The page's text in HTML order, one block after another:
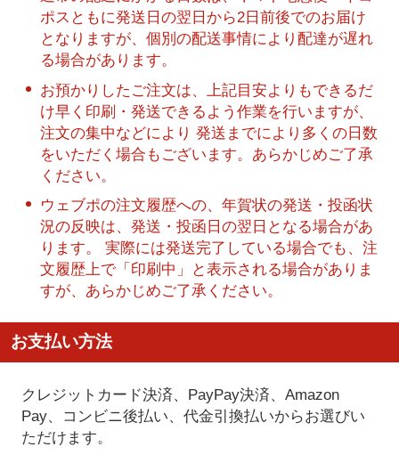
ポスともに発送日の翌日から2日前後でのお届け
となりますが、個別の配送事情により配達が遅れ
る場合があります。
お預かりしたご注文は、上記目安よりもできるだ
け早く印刷・発送できるよう作業を行いますが、
注文の集中などにより 発送までにより多くの日数
をいただく場合もございます。あらかじめご了承
ください。
ウェブポの注文履歴への、年賀状の発送・投函状
況の反映は、発送・投函日の翌日となる場合があ
ります。 実際には発送完了している場合でも、注
文履歴上で「印刷中」と表示される場合がありま
すが、あらかじめご了承ください。
お支払い方法
クレジットカード決済、PayPay決済、Amazon
Pay、コンビニ後払い、代金引換払いからお選びい
ただけます。